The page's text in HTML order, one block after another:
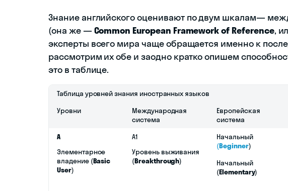
Знание английского оценивают по двум шкалам—
(она же —Common European Framework of Reference,
эксперты всего мира чаще обращается именно к
рассмотрим их обе и заодно кратко опишем
это в таблице.
Таблица уровней знания иностранных языков
Уровни
Международная
система
Европейская
система
A
Элементарное
владение (Basic
User)
A1
Уровень выживания
(Breakthrough)
Начальный
(Beginner)
Начальный
(Elementary)